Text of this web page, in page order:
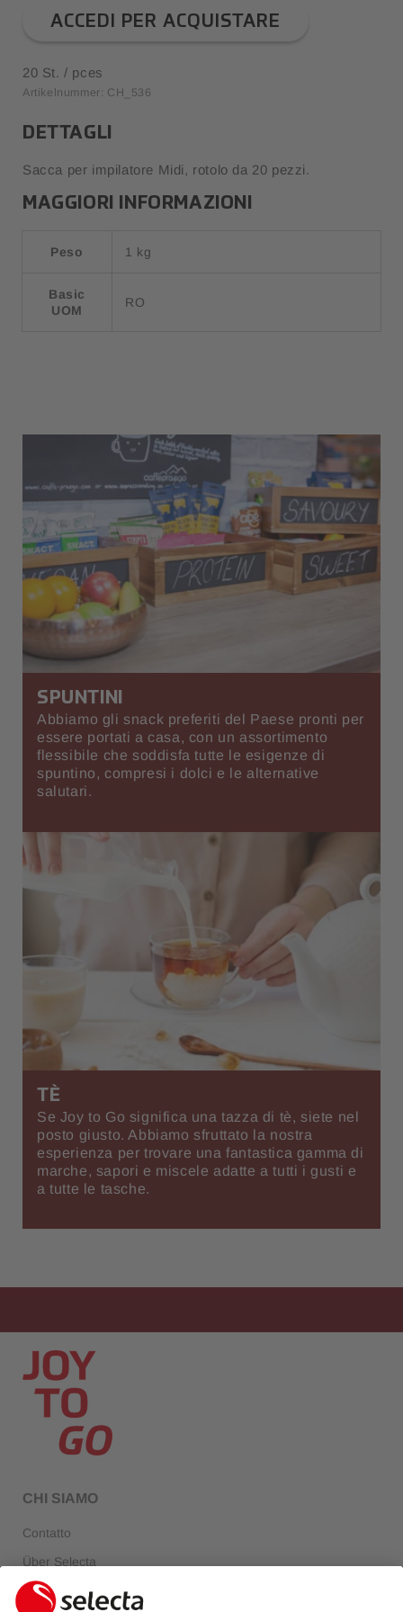
ACCEDI PER ACQUISTARE
20 St. / pces
Artikelnummer: CH_536
DETTAGLI
Sacca per impilatore Midi, rotolo da 20 pezzi.
MAGGIORI INFORMAZIONI
Peso 1 kg
Basic
UOM
RO
SPUNTINI
Abbiamo gli snack preferiti del Paese pronti per
essere portati a casa, con un assortimento
flessibile che soddisfa tutte le esigenze di
spuntino, compresi i dolci e le alternative
salutari.
TÈ
Se Joy to Go significa una tazza di tè, siete nel
posto giusto. Abbiamo sfruttato la nostra
esperienza per trovare una fantastica gamma di
marche, sapori e miscele adatte a tutti i gusti e
a tutte le tasche.
CHI SIAMO
Contatto
Über Selecta
FAQ